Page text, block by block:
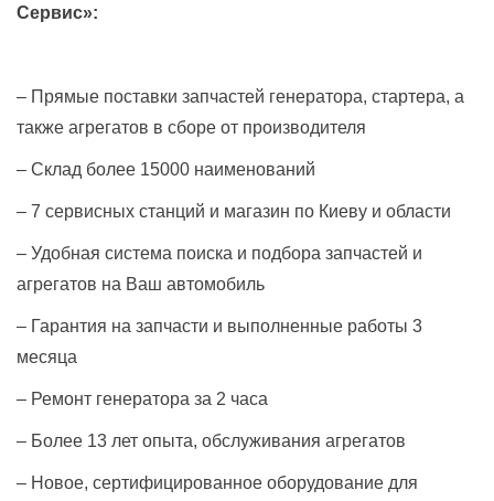
Сервис»:
– Прямые поставки запчастей генератора, стартера, а
также агрегатов в сборе от производителя
– Склад более 15000 наименований
– 7 сервисных станций и магазин по Киеву и области
– Удобная система поиска и подбора запчастей и
агрегатов на Ваш автомобиль
– Гарантия на запчасти и выполненные работы 3
месяца
– Ремонт генератора за 2 часа
– Более 13 лет опыта, обслуживания агрегатов
– Новое, сертифицированное оборудование для